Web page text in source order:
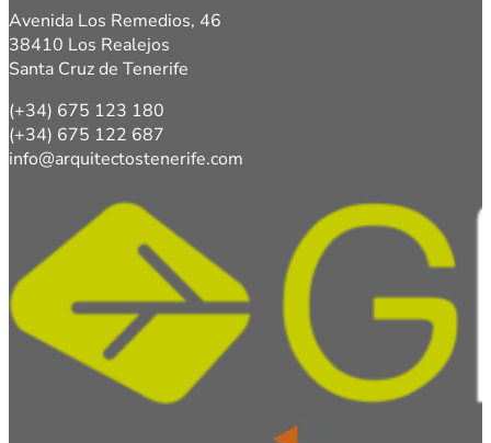
Avenida Los Remedios, 46
38410 Los Realejos
Santa Cruz de Tenerife
(+34) 675 123 180
(+34) 675 122 687
info@arquitectostenerife.com